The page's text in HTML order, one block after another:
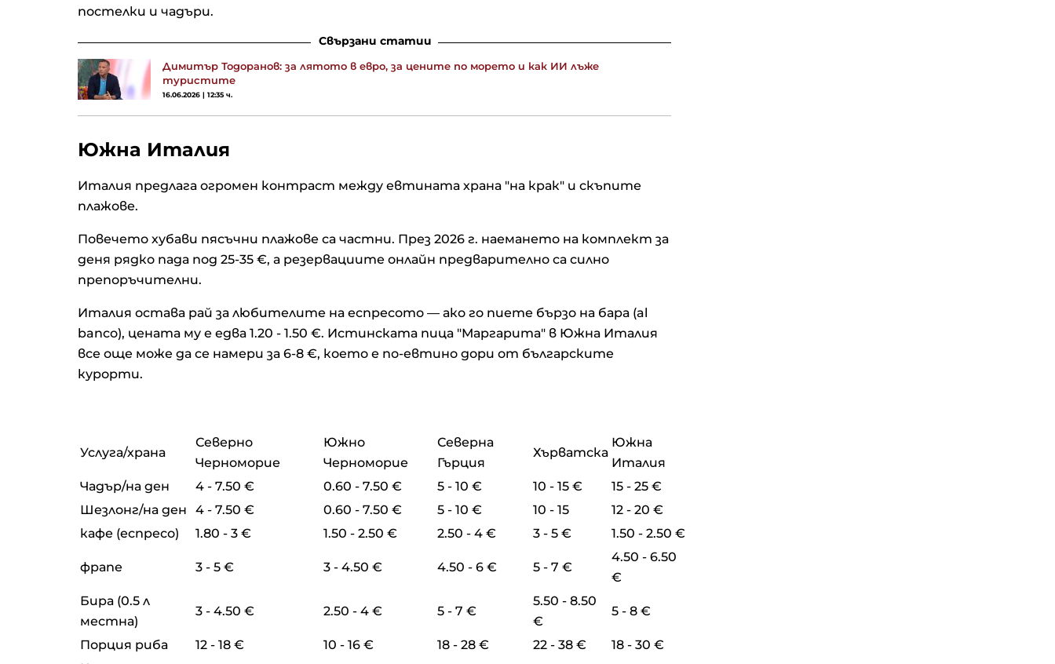
постелки и чадъри.
Свързани статии
Димитър Тодоранов: за лятото в евро, за цените по морето и как ИИ лъже
туристите
16.06.2026 | 12:35 ч.
Южна Италия
Италия предлага огромен контраст между евтината храна "на крак" и скъпите
плажове.
Повечето хубави пясъчни плажове са частни. През 2026 г. наемането на комплект за
деня рядко пада под 25-35 €, а резервациите онлайн предварително са силно
препоръчителни.
Италия остава рай за любителите на еспресото — ако го пиете бързо на бара (al
banco), цената му е едва 1.20 - 1.50 €. Истинската пица "Маргарита" в Южна Италия
все още може да се намери за 6-8 €, което е по-евтино дори от българските
курорти.
Услуга/храна
Северно
Черноморие
Южно
Черноморие
Северна
Гърция
Хърватска
Южна
Италия
Чадър/на ден
4 - 7.50 € 0.60 - 7.50 € 5 - 10 € 10 - 15 €
15 - 25 €
Шезлонг/на ден
4 - 7.50 € 0.60 - 7.50 € 5 - 10 € 10 - 15
12 - 20 €
кафе (еспресо)
1.80 - 3 € 1.50 - 2.50 € 2.50 - 4 € 3 - 5 € 1.50 - 2.50 €
фрапе 3 - 5 € 3 - 4.50 € 4.50 - 6 € 5 - 7 €
4.50 - 6.50
€
Бира (0.5 л
местна)
3 - 4.50 € 2.50 - 4 € 5 - 7 €
5.50 - 8.50
€
5 - 8 €
Порция риба 12 - 18 € 10 - 16 € 18 - 28 € 22 - 38 €
18 - 30 €